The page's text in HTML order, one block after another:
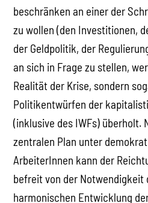
beschränken an einer der
zu wollen (den Investitionen,
der Geldpolitik, der
an sich in Frage zu stellen,
Realität der Krise, sondern
Politikentwürfen der
(inklusive des IWFs) überholt.
zentralen Plan unter
ArbeiterInnen kann der
befreit von der
harmonischen Entwicklung